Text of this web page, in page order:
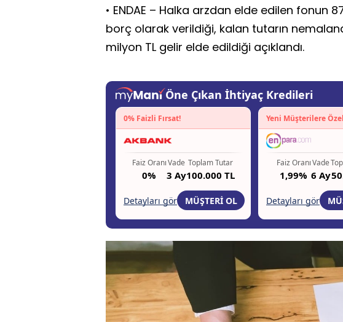
• ENDAE – Halka arzdan elde edilen fonun
borç olarak verildiği, kalan tutarın
milyon TL gelir elde edildiği açıklandı.